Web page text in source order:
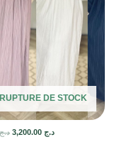
DE STOCK
د.ج د.ج